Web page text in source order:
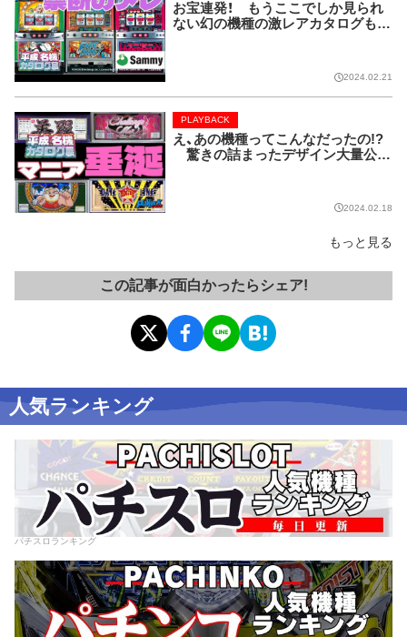
お宝連発！ もうここでしか見られ
ない幻の機種の激レアカタログも！
2024.02.21
え、あの機種ってこんなだったの!?
驚きの詰まったデザイン大量公
PLAYBACK
2024.02.18
もっと見る
この記事が面白かったらシェア!
人気ランキング
パチスロランキング